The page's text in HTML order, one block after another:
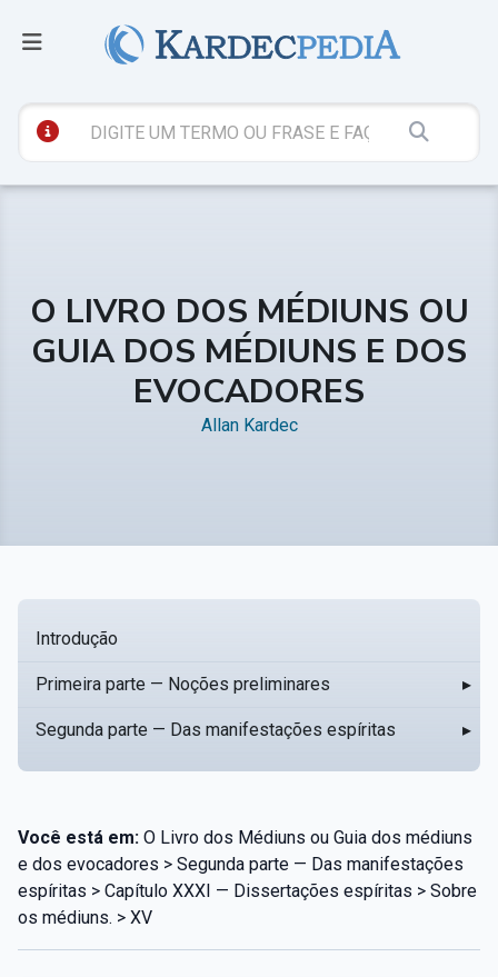
O LIVRO DOS MÉDIUNS OU
GUIA DOS MÉDIUNS E DOS
EVOCADORES
Allan Kardec
Introdução
Primeira parte — Noções preliminares ▸
Segunda parte — Das manifestações espíritas ▸
Você está em: O Livro dos Médiuns ou Guia dos médiuns
e dos evocadores > Segunda parte — Das manifestações
espíritas > Capítulo XXXI — Dissertações espíritas > Sobre
os médiuns. > XV